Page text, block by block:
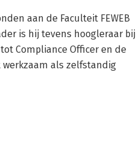
aan de Faculteit FEWEB
is hij tevens hoogleraar bij
Compliance Officer en de
als zelfstandig